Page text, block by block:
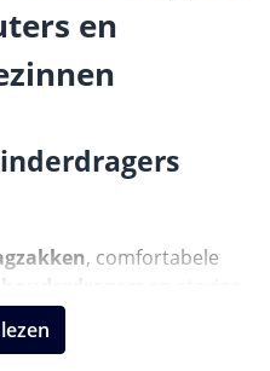
en
, comfortabele
comfortabel en veilig op